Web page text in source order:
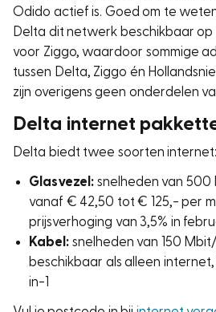
Odido actief is. Goed om te
Delta dit netwerk beschikbaar
voor Ziggo, waardoor sommige
tussen Delta, Ziggo én
zijn overigens geen onderdelen
Delta internet
Delta biedt twee soorten internet:
Glasvezel: snelheden van
vanaf € 42,50 tot € 125,- per
prijsverhoging van 3,5% in
Kabel: snelheden van 150
beschikbaar als alleen
in-1